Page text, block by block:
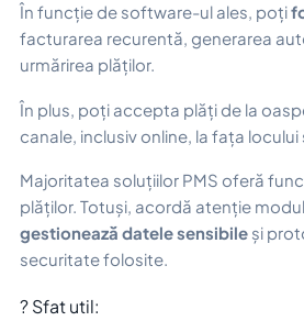
În funcție de software-ul ales, poți
facturarea recurentă, generarea
urmărirea plăților.
În plus, poți accepta plăți de la
canale, inclusiv online, la fața locului
Majoritatea soluțiilor PMS oferă
plăților. Totuși, acordă atenție
gestionează datele sensibile și
securitate folosite.
? Sfat util: